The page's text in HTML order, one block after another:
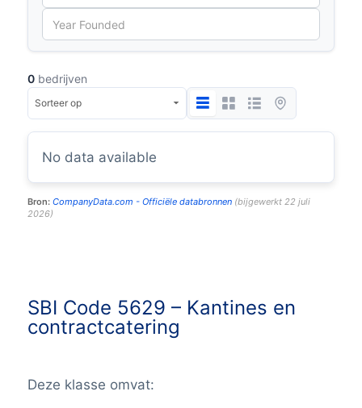
0 bedrijven
No data available
Bron: CompanyData.com - Officiële databronnen(bijgewerkt 22 juli
2026)
SBI Code 5629 – Kantines en
contractcatering
Deze klasse omvat: